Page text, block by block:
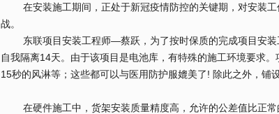
在安装施工期间，正处于新冠疫情防控的关键期，对安装工
战。
东联项目安装工程师—蔡跃，为了按时保质的完成项目安装
自我隔离14天。由于该项目是电池库，有特殊的施工环境要求
15秒的风淋等；这些都可以与医用防护服媲美了! 除此之外，铺
在硬件施工中，货架安装质量精度高，允许的公差值比正常